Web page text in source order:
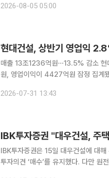
2026-08-05 05:00
현대건설, 상반기 영업익
매출 13조1236억원⋯13.5% 감소 현대건설은 올해 상반기 연결 재무제표 기준 매출 13조1236억
원, 영업이익이 4427억원 잠정 집계
다. 전년 동기보다 매출은 11.4% 감소
2026-07-31 13:43
IBK투자증권 "대우건설, 주
IBK투자증권은 15일 대우건설에 대
투자의견 ‘매수’를 유지했다. 다만